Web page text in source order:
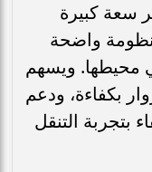
سعة كبيرة
واضحة
محيطها. ويسهم
بكفاءة، ودعم
بتجربة التنقل